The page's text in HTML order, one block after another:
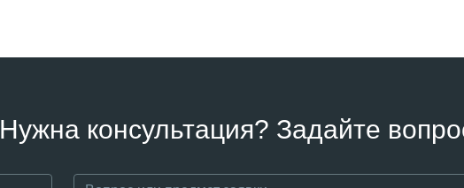
Нужна консультация? Задайте